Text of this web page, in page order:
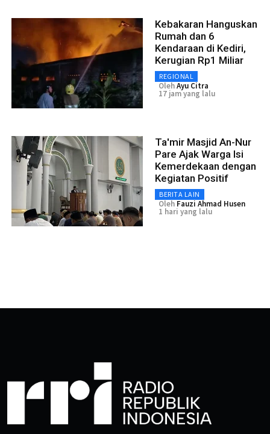
Kebakaran Hanguskan
Rumah dan 6
Kendaraan di Kediri,
Kerugian Rp1 Miliar
REGIONAL
OlehAyu Citra
17 jam yang lalu
Ta'mir Masjid An-Nur
Pare Ajak Warga Isi
Kemerdekaan dengan
Kegiatan Positif
BERITA LAIN
Oleh Fauzi Ahmad Husen
1 hari yang lalu